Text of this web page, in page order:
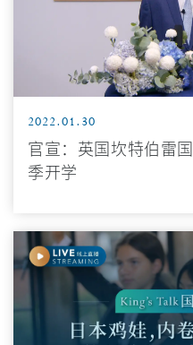
2022.01.30
官宣：英国坎特伯雷
季开学